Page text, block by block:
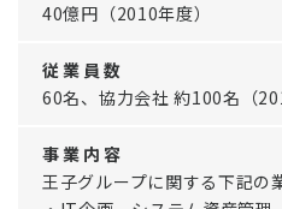
40億円（2010年度）
従 業 員 数
60名、協力会社 約100名（
事 業 内 容
王子グループに関する下記の